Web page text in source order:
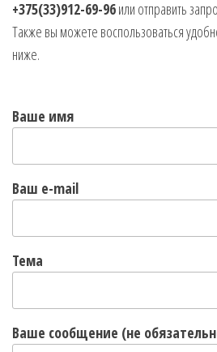
+375(33)912-69-96или отправить
Также вы можете воспользоваться
ниже.
Ваше имя
Ваш e-mail
Тема
Ваше сообщение (не